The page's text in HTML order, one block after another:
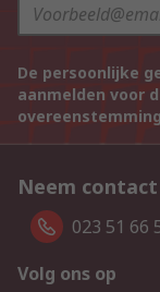
De persoonlijke
aanmelden voor
Neem
023 51 66
Volg ons op